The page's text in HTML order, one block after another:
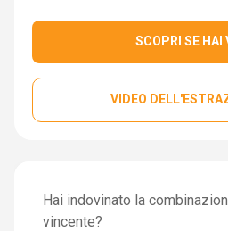
SCOPRI SE HAI
VIDEO
Hai indovinato la
vincente?